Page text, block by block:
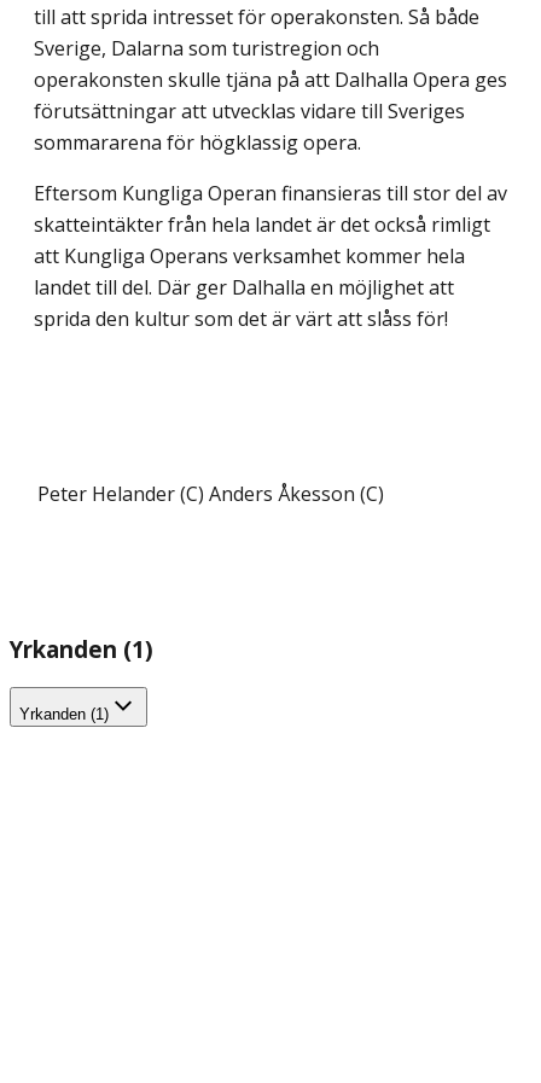
till att sprida intresset för operakonsten. Så både
Sverige, Dalarna som turistregion och
operakonsten skulle tjäna på att Dalhalla Opera ges
förutsättningar att utvecklas vidare till Sveriges
sommararena för högklassig opera.
Eftersom Kungliga Operan finansieras till stor del av
skatteintäkter från hela landet är det också rimligt
att Kungliga Operans verksamhet kommer hela
landet till del. Där ger Dalhalla en möjlighet att
sprida den kultur som det är värt att slåss för!
Peter Helander (C) Anders Åkesson (C)
Yrkanden (1)
Yrkanden (1)